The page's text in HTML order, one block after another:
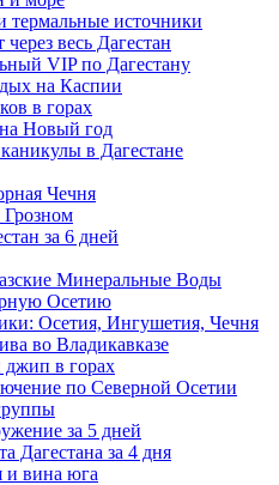
источники
весь Дагестан
VIP по Дагестану
на Каспии
в горах
Новый год
в Дагестане
Чечня
за 6 дней
Минеральные Воды
Осетию
Осетия, Ингушетия, Чечня
во Владикавказе
в горах
по Северной Осетии
за 5 дней
Дагестана за 4 дня
и вина юга